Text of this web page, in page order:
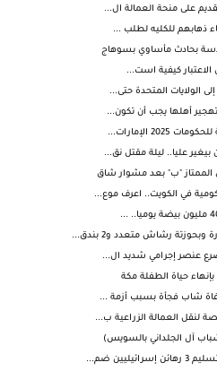
ذهابهم للكليه لطلب ...
بحادث مأساوي بسوهاج
كيفية است...
الولايات المتحدة حتى...
أهلها يجب أن تكون...
الإمارات...
عليا.. ليلة مقتل نق...
الممتاز "ب" بعد مشوار شاق
في الكويت.. اعرف موع...
رشاش متعدد و2 بندق...
عنصر إجرامي شديد ال...
حياة الطفلة مكة
شاب فجأة بسبب أزمة ...
لنقل العمالة الزراعية ب...
آل الجلداني بالسويس)
ضم...